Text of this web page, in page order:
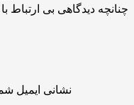
چنانچه دیدگاهی بی
نشانی ایمیل